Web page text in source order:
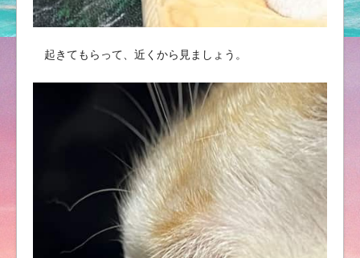
起きてもらって、近くから見ましょう。